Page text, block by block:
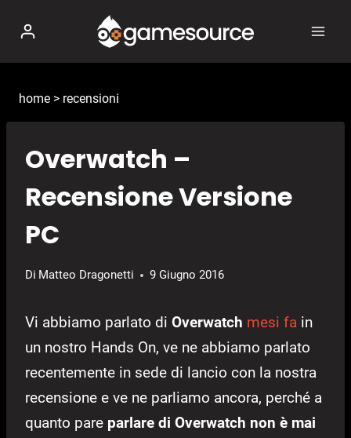
contenuto
home > recensioni
Overwatch –
Recensione Versione
PC
Di Matteo Dragonetti 9 Giugno 2016
Vi abbiamo parlato di Overwatch mesi fa in
un nostro Hands On, ve ne abbiamo parlato
recentemente in sede di lancio con la nostra
recensione e ve ne parliamo ancora, perché a
quanto pare parlare di Overwatch non è mai